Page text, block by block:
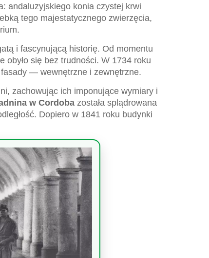
andaluzyjskiego konia czystej krwi
tego majestatycznego zwierzęcia,
i fascynującą historię. Od momentu
obyło się bez trudności. W 1734 roku
— wewnętrzne i zewnętrzne.
zachowując ich imponujące wymiary i
w Cordoba została splądrowana
Dopiero w 1841 roku budynki